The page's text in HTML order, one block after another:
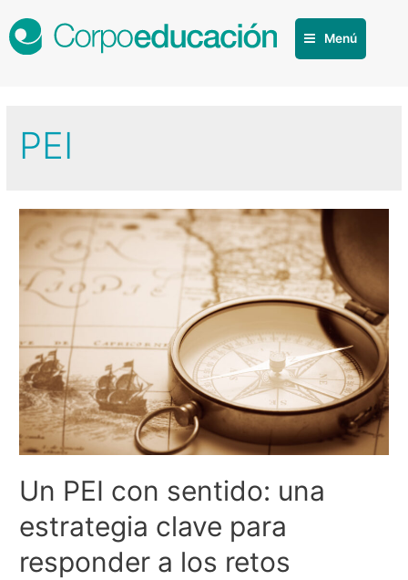
Menú
PEI
Un PEI con sentido: una
estrategia clave para
responder a los retos